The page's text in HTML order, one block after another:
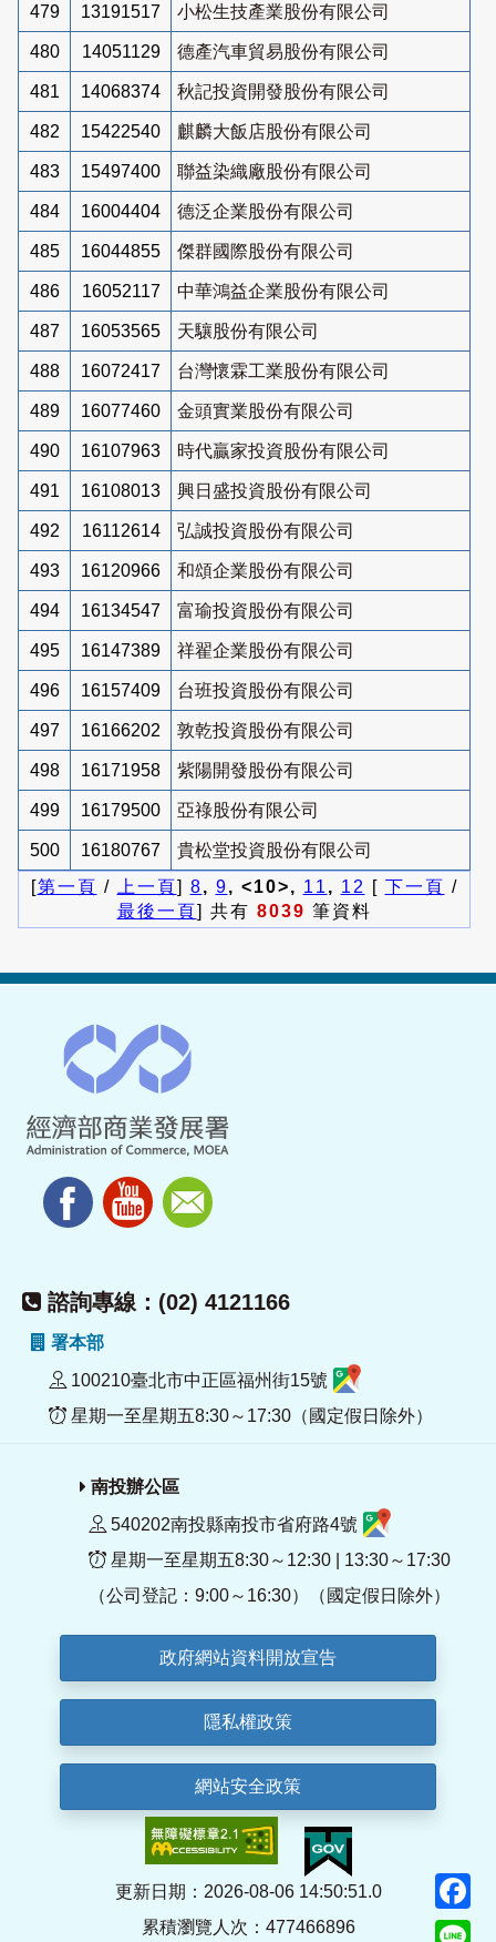
479 13191517 小松生技產業股份有限公司
480 14051129 德產汽車貿易股份有限公司
481 14068374 秋記投資開發股份有限公司
482 15422540 麒麟大飯店股份有限公司
483 15497400 聯益染織廠股份有限公司
484 16004404 德泛企業股份有限公司
485 16044855 傑群國際股份有限公司
486 16052117 中華鴻益企業股份有限公司
487 16053565 天驤股份有限公司
488 16072417 台灣懷霖工業股份有限公司
489 16077460 金頭實業股份有限公司
490 16107963 時代贏家投資股份有限公司
491 16108013 興日盛投資股份有限公司
492 16112614 弘誠投資股份有限公司
493 16120966 和頌企業股份有限公司
494 16134547 富瑜投資股份有限公司
495 16147389 祥翟企業股份有限公司
496 16157409 台班投資股份有限公司
497 16166202 敦乾投資股份有限公司
498 16171958 紫陽開發股份有限公司
499 16179500 亞祿股份有限公司
500 16180767
貴松堂投資股份有限公司
[第一頁 / 上一頁] 8, 9, <10>, 11 , 12 [ 下一頁 /
最後一頁] 共有 8039 筆資料
諮詢專線：(02) 4121166
署本部
100210臺北市中正區福州街15號
星期一至星期五8:30～17:30（國定假日除外）
南投辦公區
540202南投縣南投市省府路4號
星期一至星期五8:30～12:30 | 13:30～17:30
（公司登記：9:00～16:30）（國定假日除外）
政府網站資料開放宣告
隱私權政策
網站安全政策
更新日期：2026-08-06 14:50:51.0
累積瀏覽人次：477466896